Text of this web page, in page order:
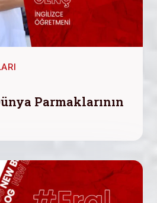
Parmaklarının